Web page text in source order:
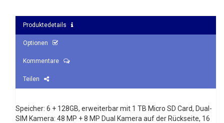
Produktedetails
Optionen
Kommentare
Teilen
Speicher: 6 + 128GB, erweiterbar mit 1 TB Micro SD Card, Dual-
SIM Kamera: 48 MP + 8 MP Dual Kamera auf der Rückseite, 16